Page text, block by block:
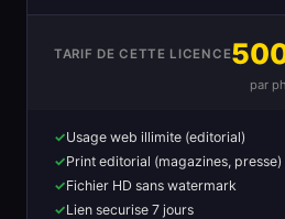
TARIF DE CETTE LICENCE
par
Usage web illimite (editorial)
Print editorial (magazines, presse)
Fichier HD sans watermark
Lien securise 7 jours